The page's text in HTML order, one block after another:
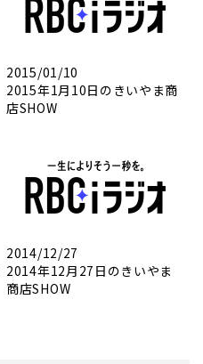
2015/01/10
2015年1月10日のきいやま商
店SHOW
2014/12/27
2014年12月27日のきいやま
商店SHOW